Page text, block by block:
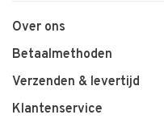
Over ons
Betaalmethoden
Verzenden & levertijd
Klantenservice